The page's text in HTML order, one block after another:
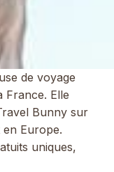
de voyage
France. Elle
Bunny sur
Europe.
uniques,